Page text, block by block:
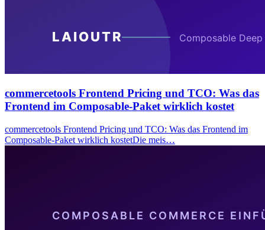
commercetools Frontend Pricing und TCO: Was das
Frontend im Composable-Paket wirklich kostet
commercetools Frontend Pricing und TCO: Was das Frontend im
Composable-Paket wirklich kostetDie meis…